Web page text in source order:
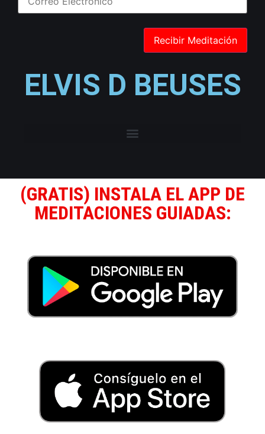
ELVIS D BEUSES
(GRATIS) INSTALA EL APP DE
MEDITACIONES GUIADAS: